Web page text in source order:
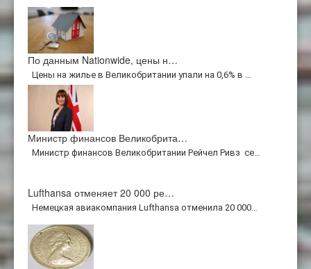
По данным Nationwide, цены н…
Цены на жилье в Великобритании упали на 0,6% в …
Министр финансов Великобрита…
Министр финансов Великобритании Рейчел Ривз се…
Lufthansa отменяет 20 000 ре…
Немецкая авиакомпания Lufthansa отменила 20 000…